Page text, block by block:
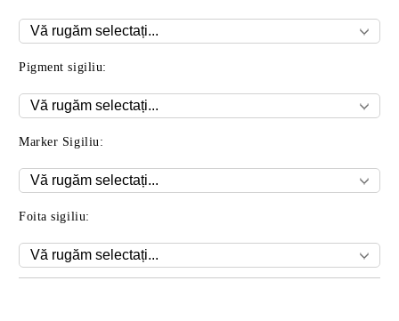
Pigment sigiliu:
Marker Sigiliu:
Foita sigiliu: